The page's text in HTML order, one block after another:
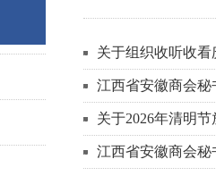
关于组织收听收
江西省安徽商会秘
关于2026年清明
江西省安徽商会秘